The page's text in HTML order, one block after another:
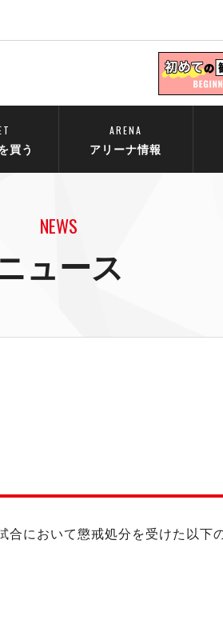
買う
ARENA
アリーナ情報
NEWS
ュース
において懲戒処分を受けた以下